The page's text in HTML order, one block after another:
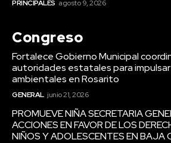
PRINCIPALES agosto 9, 2026
Congreso
Fortalece Gobierno Municipal
autoridades estatales para
ambientales en Rosarito
GENERAL junio 21, 2026
PROMUEVE NIÑA SECRETARIA
ACCIONES EN FAVOR DE LOS
NIÑOS Y ADOLESCENTES EN BAJA